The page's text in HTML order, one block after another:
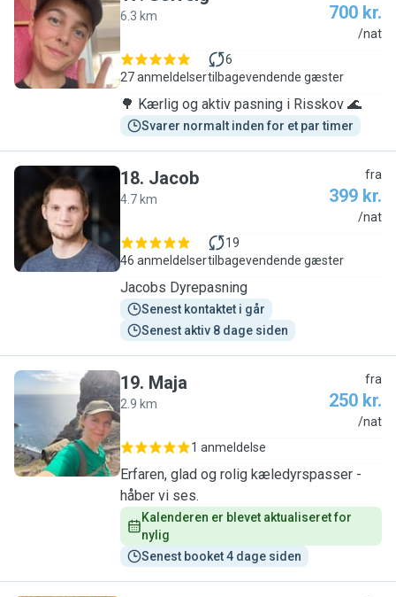
S
6.3 km 700 kr.
/nat
27 anmeldelser
6
tilbagevendende gæster
🌳 Kærlig og aktiv pasning i Risskov 🌊
Svarer normalt inden for et par timer
J
18. Jacob
4.7 km
fra
399 kr.
/nat
46 anmeldelser
19
tilbagevendende gæster
Jacobs Dyrepasning
Senest kontaktet i går
Senest aktiv 8 dage siden
M
19. Maja
2.9 km
fra
250 kr.
/nat
1 anmeldelse
Erfaren, glad og rolig kæledyrspasser -
håber vi ses.
Kalenderen er blevet aktualiseret for
nylig
Senest booket 4 dage siden